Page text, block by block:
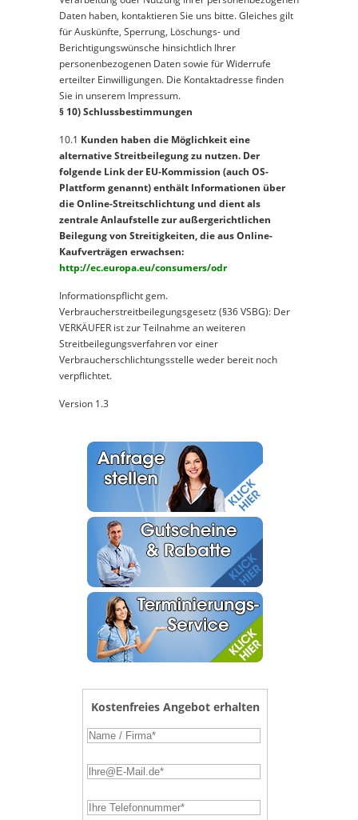
Daten haben, kontaktieren Sie uns bitte. Gleiches gilt
für Auskünfte, Sperrung, Löschungs- und
Berichtigungswünsche hinsichtlich Ihrer
personenbezogenen Daten sowie für Widerrufe
erteilter Einwilligungen. Die Kontaktadresse finden
Sie in unserem Impressum.
§ 10) Schlussbestimmungen
10.1 Kunden haben die Möglichkeit eine
alternative Streitbeilegung zu nutzen. Der
folgende Link der EU-Kommission (auch OS-
Plattform genannt) enthält Informationen über
die Online-Streitschlichtung und dient als
zentrale Anlaufstelle zur außergerichtlichen
Beilegung von Streitigkeiten, die aus Online-
Kaufverträgen erwachsen:
http://ec.europa.eu/consumers/odr
Informationspflicht gem.
Verbraucherstreitbeilegungsgesetz (§36 VSBG): Der
VERKÄUFER ist zur Teilnahme an weiteren
Streitbeilegungsverfahren vor einer
Verbraucherschlichtungsstelle weder bereit noch
verpflichtet.
Version 1.3
Kostenfreies Angebot erhalten